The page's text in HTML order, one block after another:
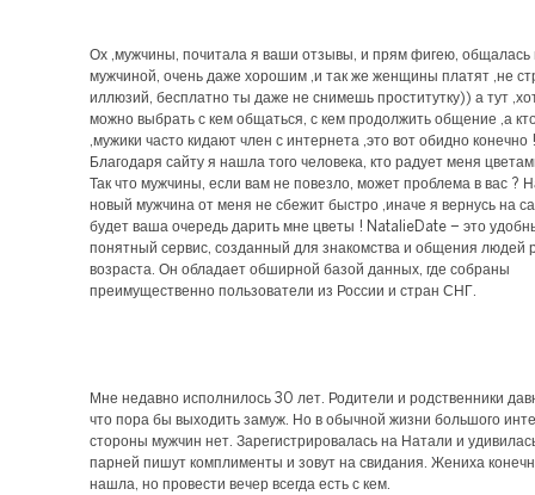
Ох ,мужчины, почитала я ваши отзывы, и прям фигею, общалась
мужчиной, очень даже хорошим ,и так же женщины платят ,не
иллюзий, бесплатно ты даже не снимешь проститутку)) а тут
можно выбрать с кем общаться, с кем продолжить общение ,а
,мужики часто кидают член с интернета ,это вот обидно
Благодаря сайту я нашла того человека, кто радует меня
Так что мужчины, если вам не повезло, может проблема в вас ?
новый мужчина от меня не сбежит быстро ,иначе я вернусь на
будет ваша очередь дарить мне цветы ! NatalieDate – это
понятный сервис, созданный для знакомства и общения людей
возраста. Он обладает обширной базой данных, где собраны
преимущественно пользователи из России и стран СНГ.
Мне недавно исполнилось 30 лет. Родители и родственники
что пора бы выходить замуж. Но в обычной жизни большого
стороны мужчин нет. Зарегистрировалась на Натали и
парней пишут комплименты и зовут на свидания. Жениха
нашла, но провести вечер всегда есть с кем.